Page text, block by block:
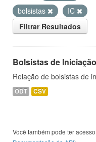
bolsistas
IC
Filtrar Resultados
Bolsistas de
Relação de bolsistas de
ODT CSV
Você também pode ter